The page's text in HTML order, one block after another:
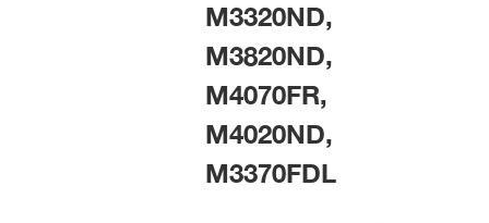
M3320ND,
M3820ND,
M4070FR,
M4020ND,
M3370FDL